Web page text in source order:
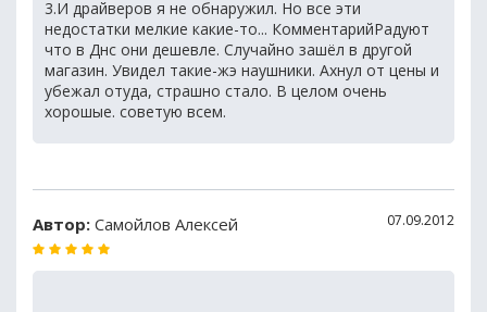
3.И драйверов я не обнаружил. Но все эти
недостатки мелкие какие-то... КомментарийРадуют
что в Днс они дешевле. Случайно зашёл в другой
магазин. Увидел такие-жэ наушники. Ахнул от цены и
убежал отуда, страшно стало. В целом очень
хорошые. советую всем.
Автор: Самойлов Алексей 07.09.2012